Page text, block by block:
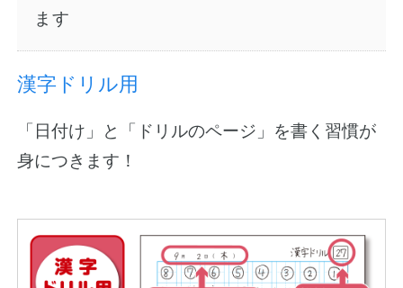
ます
漢字ドリル用
「日付け」と「ドリルのページ」を書く習慣が
身につきます！